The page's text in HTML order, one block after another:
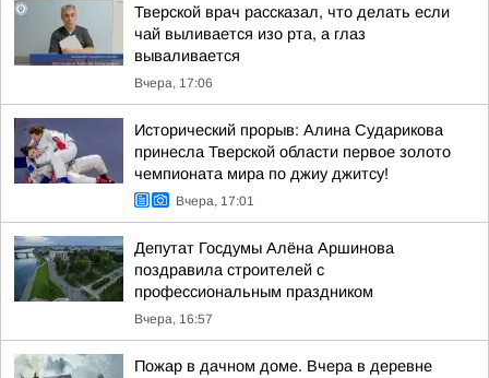
Тверской врач рассказал, что делать если
чай выливается изо рта, а глаз
вываливается
Вчера, 17:06
Исторический прорыв: Алина Сударикова
принесла Тверской области первое золото
чемпионата мира по джиу джитсу!
Вчера, 17:01
Депутат Госдумы Алёна Аршинова
поздравила строителей с
профессиональным праздником
Вчера, 16:57
Пожар в дачном доме. Вчера в деревне